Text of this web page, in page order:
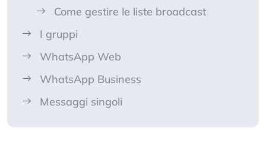
Come gestire le liste broadcast
I gruppi
WhatsApp Web
WhatsApp Business
Messaggi singoli